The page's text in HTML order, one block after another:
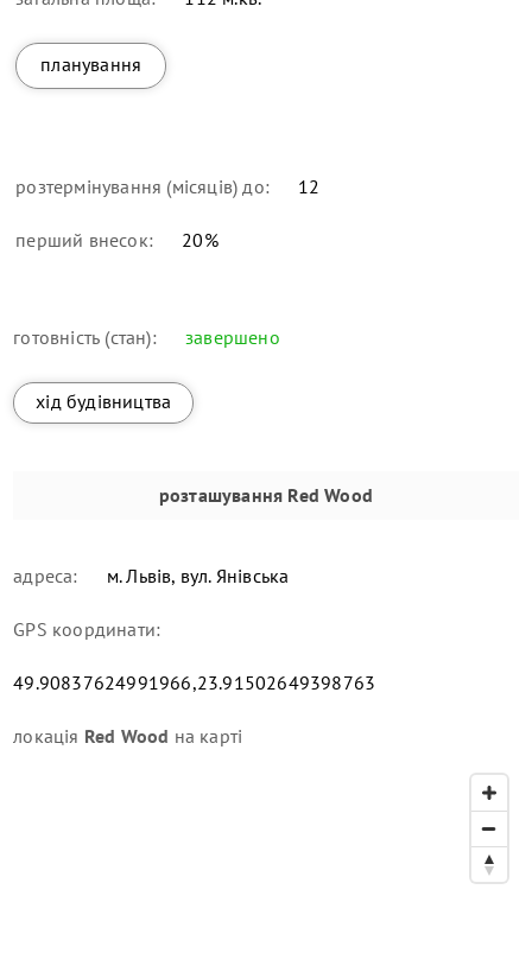
планування
розтермінування (місяців) до: 12
перший внесок: 20%
готовність (стан): завершено
хід будівництва
розташування Red Wood
адреса: м. Львів, вул. Янівська
GPS координати:
49.90837624991966,23.91502649398763
локація Red Wood на карті